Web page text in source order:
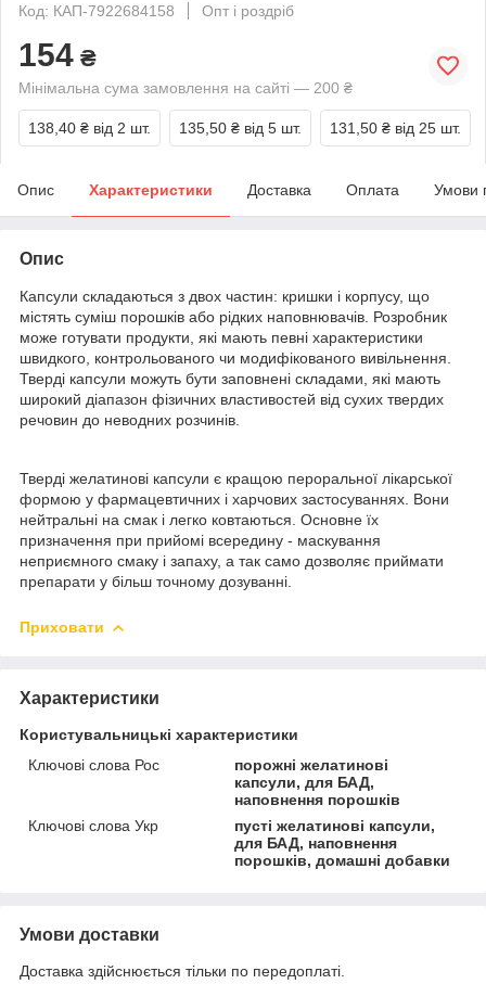
Код: КАП-7922684158
Опт і роздріб
154 ₴
Мінімальна сума замовлення на сайті — 200 ₴
138,40 ₴ від 2 шт. 135,50 ₴ від 5 шт. 131,50 ₴ від 25 шт.
Опис Характеристики Доставка Оплата Умови
Опис
Капсули складаються з двох частин: кришки і корпусу, що
містять суміш порошків або рідких наповнювачів. Розробник
може готувати продукти, які мають певні характеристики
швидкого, контрольованого чи модифікованого вивільнення.
Тверді капсули можуть бути заповнені складами, які мають
широкий діапазон фізичних властивостей від сухих твердих
речовин до неводних розчинів.
Тверді желатинові капсули є кращою пероральної лікарської
формою у фармацевтичних і харчових застосуваннях. Вони
нейтральні на смак і легко ковтаються. Основне їх
призначення при прийомі всередину - маскування
неприємного смаку і запаху, а так само дозволяє приймати
препарати у більш точному дозуванні.
Приховати
Характеристики
Користувальницькі характеристики
Ключові слова Рос
порожні желатинові
капсули, для БАД,
наповнення порошків
Ключові слова Укр
пусті желатинові капсули,
для БАД, наповнення
порошків, домашні добавки
Умови доставки
Доставка здійснюється тільки по передоплаті.